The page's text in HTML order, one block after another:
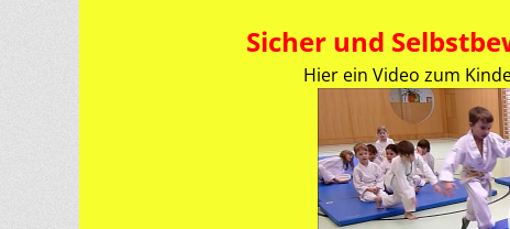
Sicher und
Hier ein Video zum